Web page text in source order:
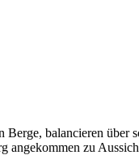
balancieren über
angekommen zu